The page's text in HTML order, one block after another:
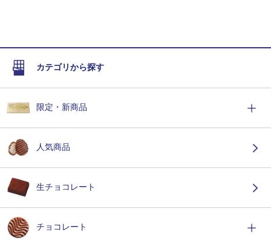
カテゴリから探す
限定・新商品
人気商品
生チョコレート
チョコレート